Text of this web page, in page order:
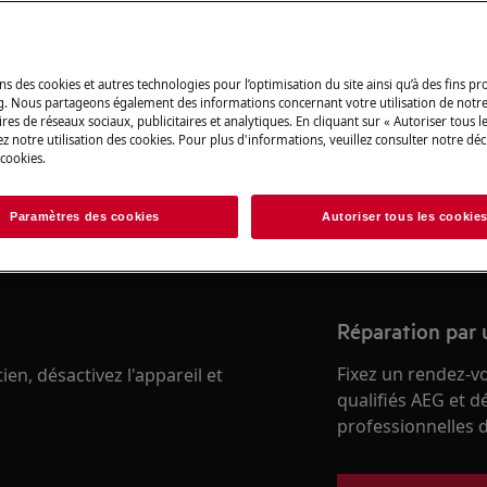
manuel d'utilisation de votre
maintenance.
désactivez l'appareil et
Trouvez votre
Résolvez les
et autres
Trouver le
Réparation par
Fixez un rendez-
qualifiés AEG et
professionnelles
des cookies et autres technologies pour l’optimisation du site ainsi qu’à des fins
Nous partageons également des informations concernant votre utilisation de
de réseaux sociaux, publicitaires et analytiques. En cliquant sur « Autoriser tous
notre utilisation des cookies. Pour plus d'informations, veuillez consulter notre
Paramètres des cookies Autoriser tous les cookies